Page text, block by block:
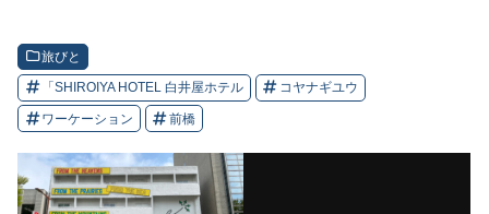
旅びと
「SHIROIYA HOTEL 白井屋ホテル コヤナギユウ
ワーケーション 前橋